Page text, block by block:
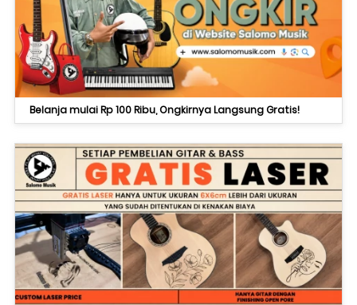
Belanja mulai Rp 100 Ribu, Ongkirnya Langsung Gratis!